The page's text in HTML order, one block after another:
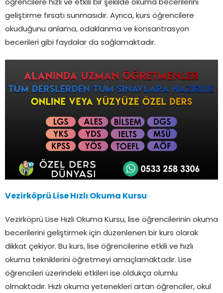
öğrencilere hızlı ve etkili bir şekilde okuma becerilerini
geliştirme fırsatı sunmasıdır. Ayrıca, kurs öğrencilere
okuduğunu anlama, odaklanma ve konsantrasyon
becerileri gibi faydalar da sağlamaktadır.
Vezirköprü Lise Hızlı Okuma Kursu
Vezirköprü Lise Hızlı Okuma Kursu, lise öğrencilerinin okuma
becerilerini geliştirmek için düzenlenen bir kurs olarak
dikkat çekiyor. Bu kurs, lise öğrencilerine etkili ve hızlı
okuma tekniklerini öğretmeyi amaçlamaktadır. Lise
öğrencileri üzerindeki etkileri ise oldukça olumlu
olmaktadır. Hızlı okuma yetenekleri artan öğrenciler, okul